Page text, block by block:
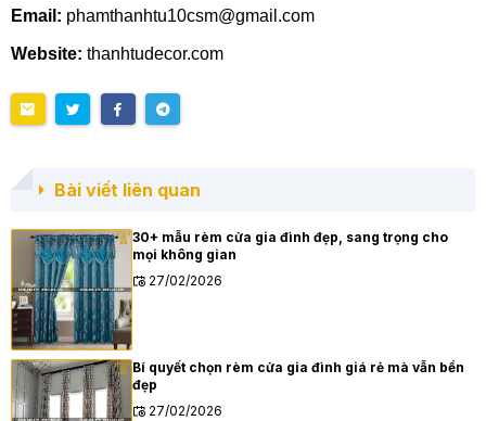
Email: phamthanhtu10csm@gmail.com
Website: thanhtudecor.com
Bài viết liên quan
30+ mẫu rèm cửa gia đình đẹp, sang trọng cho
mọi không gian
27/02/2026
Bí quyết chọn rèm cửa gia đình giá rẻ mà vẫn bền
đẹp
27/02/2026